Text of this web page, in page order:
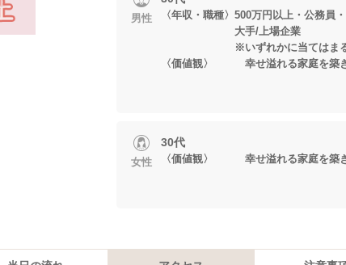
男性
〈年収・職種〉500万円以上・公務員・
大手/上場企業
※いずれかに当てはまる
〈価値観〉 幸せ溢れる家庭を築
女性
30代
〈価値観〉 幸せ溢れる家庭を築